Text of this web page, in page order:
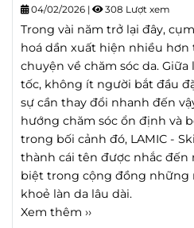
04/02/2026 | 308 Lượt xem
Trong vài năm trở lại đây,
hoá dần xuất hiện nhiều hơn
chuyện về chăm sóc da.
tốc, không ít người bắt đầu
sự cần thay đổi nhanh đến
hướng chăm sóc ổn định và
trong bối cảnh đó, LAMIC -
thành cái tên được nhắc đến
biệt trong cộng đồng những
khoẻ làn da lâu dài.
Xem thêm ››